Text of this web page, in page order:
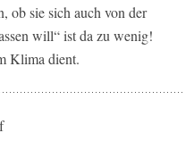
ob sie sich auch von der
will“ ist da zu wenig!
Klima dient.